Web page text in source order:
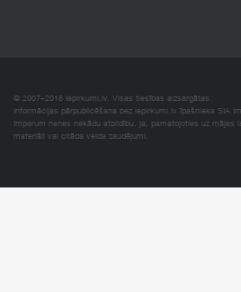
© 2007–2018 Iepirkumi.lv. Visas tiesības aizsargātas.
Informācijas pārpublicēšana bez iepirkumi.lv īpašnieka SIA
Imperum nenes nekādu atbildību, ja, pamatojoties uz mājas
materiāli vai citāda veida zaudējumi.